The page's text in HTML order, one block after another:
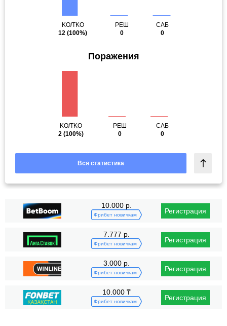
KO/TKO
12 (100%)
РЕШ
0
САБ
0
Поражения
KO/TKO
2 (100%)
РЕШ
0
САБ
0
Вся статистика
10.000 р.
Фрибет новичкам Регистрация
7.777 р.
Фрибет новичкам Регистрация
3.000 р.
Фрибет новичкам Регистрация
10.000 ₸
Фрибет новичкам Регистрация